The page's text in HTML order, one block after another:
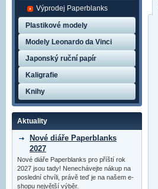
Výprodej Paperblanks
Plastikové modely
Modely Leonardo da Vinci
Japonský ruční papír
Kaligrafie
Knihy
Aktuality
Nové diáře Paperblanks
2027
Nové diáře Paperblanks pro příští rok
2027 jsou tady! Nenechávejte nákup na
poslední chvíli, právě teď je na našem e-
shopu největší výběr.